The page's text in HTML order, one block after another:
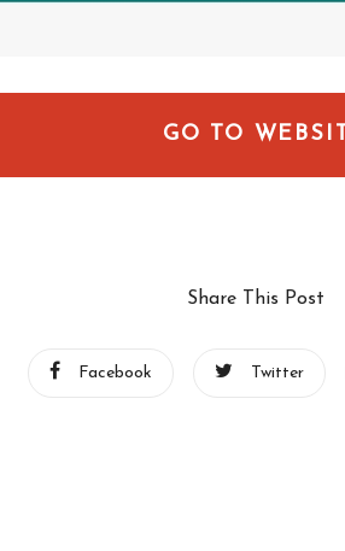
GO TO
Share This Post
Facebook Twitter